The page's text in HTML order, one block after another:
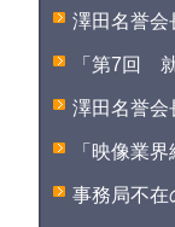
澤田名誉会
「第7回
澤田名誉会
「映像業
事務局不在